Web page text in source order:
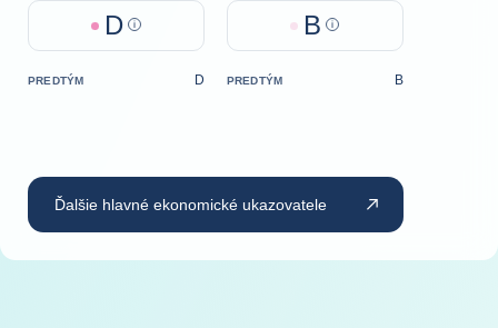
D Help B Help
PREDTÝM D PREDTÝM B
Ďalšie hlavné ekonomické ukazovatele